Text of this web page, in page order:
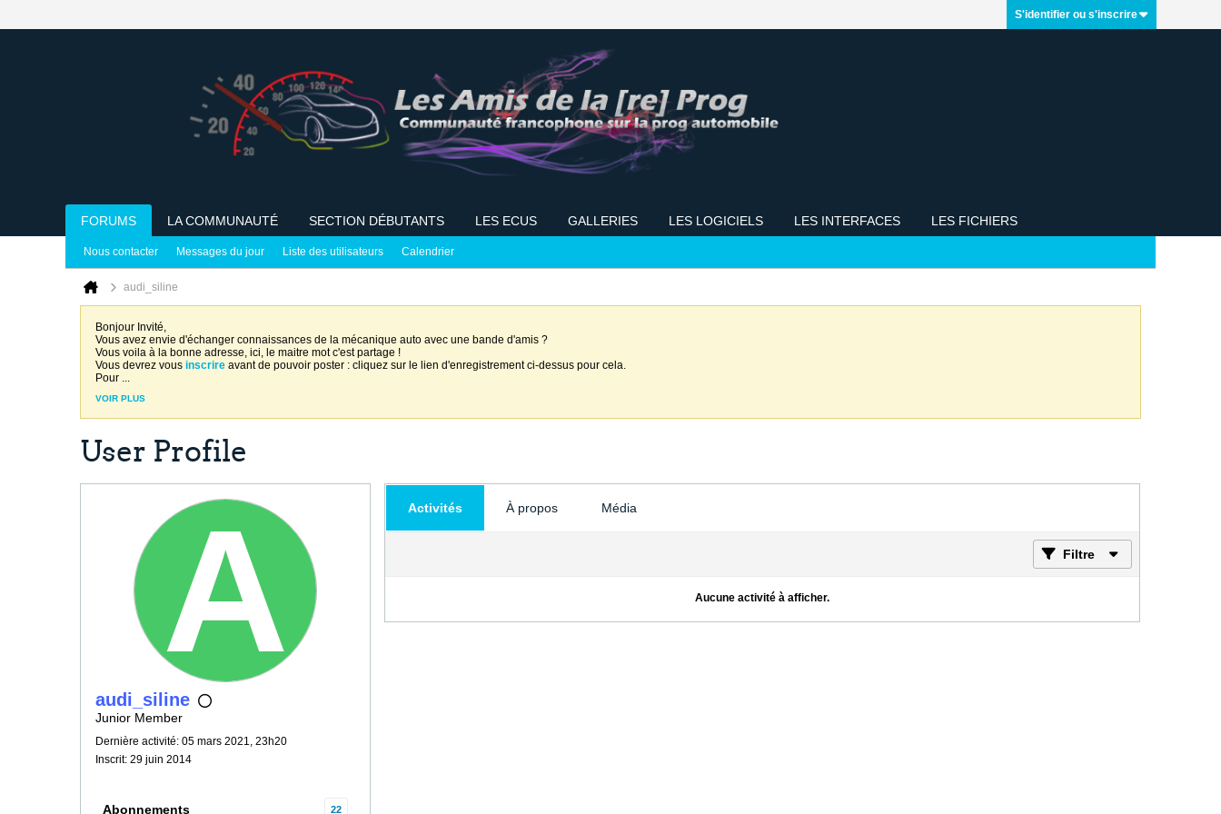
S'identifier ou s'inscrire
FORUMS LA COMMUNAUTÉ SECTION DÉBUTANTS LES ECUS GALLERIES LES LOGICIELS LES INTERFACES LES FICHIERS
Nous contacter Messages du jour Liste des utilisateurs Calendrier
audi_siline
Bonjour Invité,
Vous avez envie d'échanger connaissances de la mécanique auto avec une bande d'amis ?
Vous voila à la bonne adresse, ici, le maitre mot c'est partage !
Vous devrez vous inscrire avant de pouvoir poster : cliquez sur le lien d'enregistrement ci-dessus pour cela.
Pour ...
VOIR PLUS
User Profile
audi_siline
Junior Member
Dernière activité: 05 mars 2021, 23h20
Inscrit: 29 juin 2014
Abonnements 22
Activités À propos Média
Filtre
Aucune activité à afficher.